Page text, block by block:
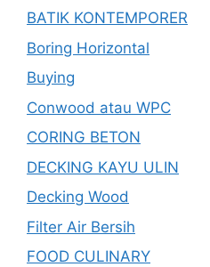
BATIK KONTEMPORER
Boring Horizontal
Buying
Conwood atau WPC
CORING BETON
DECKING KAYU ULIN
Decking Wood
Filter Air Bersih
FOOD CULINARY